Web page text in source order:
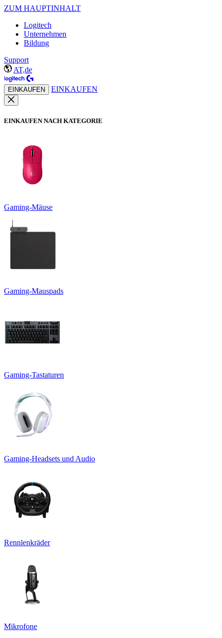
ZUM HAUPTINHALT
Logitech
Unternehmen
Bildung
Support
AT,de
EINKAUFEN EINKAUFEN
EINKAUFEN NACH KATEGORIE
Gaming-Mäuse
Gaming-Mauspads
Gaming-Tastaturen
Gaming-Headsets und Audio
Rennlenkräder
Mikrofone